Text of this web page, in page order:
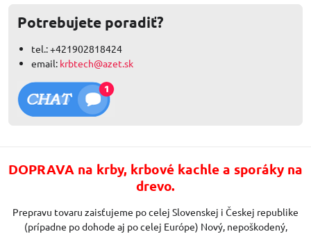
Potrebujete poradiť?
tel.: +421902818424
email: krbtech@azet.sk
DOPRAVA na krby, krbové kachle a sporáky na
drevo.
Prepravu tovaru zaisťujeme po celej Slovenskej i Českej republike
(prípadne po dohode aj po celej Európe) Nový, nepoškodený,